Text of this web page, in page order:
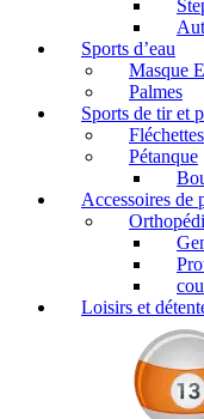
Sports d’eau
Masque
Palmes
Sports de tir et
Fléchettes
Pétanque
Accessoires de
Loisirs et